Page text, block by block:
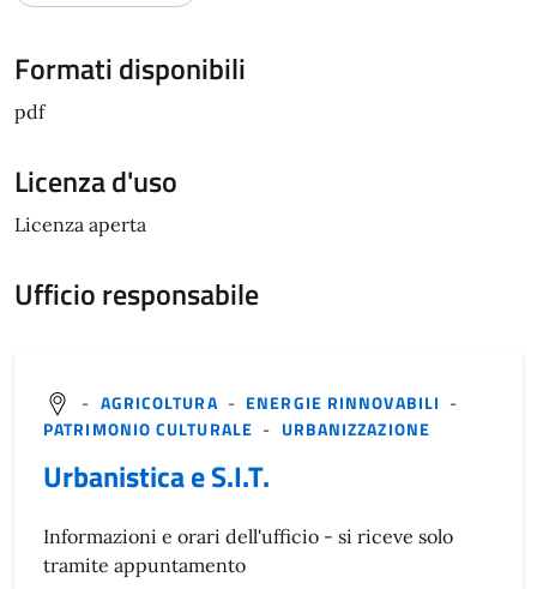
Formati disponibili
pdf
Licenza d'uso
Licenza aperta
Ufficio responsabile
- AGRICOLTURA - ENERGIE RINNOVABILI -
PATRIMONIO CULTURALE - URBANIZZAZIONE
Urbanistica e S.I.T.
Informazioni e orari dell'ufficio - si riceve solo
tramite appuntamento